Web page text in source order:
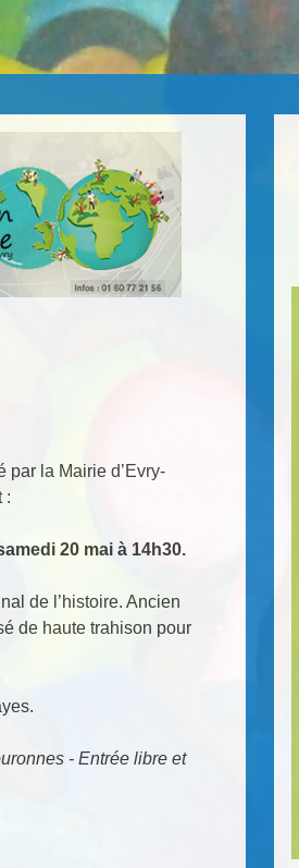
par la Mairie d’Evry-
:
20 mai à 14h30.
de l’histoire. Ancien
de haute trahison pour
- Entrée libre et